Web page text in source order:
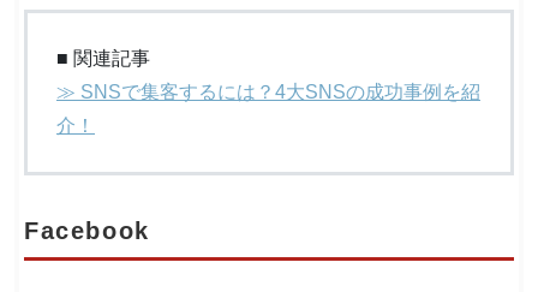
■ 関連記事
≫ SNSで集客するには？4大SNSの成功事例を紹
介！
Facebook